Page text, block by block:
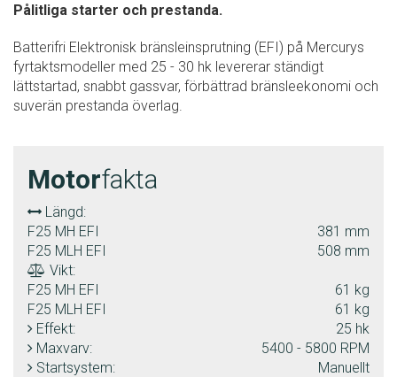
Pålitliga starter och prestanda.
Batterifri Elektronisk bränsleinsprutning (EFI) på Mercurys
fyrtaktsmodeller med 25 - 30 hk levererar ständigt
lättstartad, snabbt gassvar, förbättrad bränsleekonomi och
suverän prestanda överlag.
Motorfakta
Längd:
F25 MH EFI
381 mm
F25 MLH EFI
508 mm
Vikt:
F25 MH EFI
61 kg
F25 MLH EFI
61 kg
Effekt:
25 hk
Maxvarv:
5400 - 5800 RPM
Startsystem:
Manuellt